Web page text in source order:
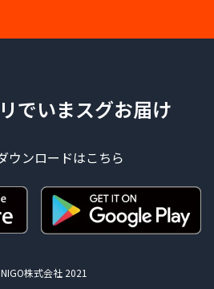
でいまスグお届け
ウンロードはこちら
株式会社 2021